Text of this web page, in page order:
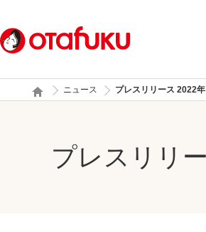
ニュース プレスリリース 2022年
プレスリリ